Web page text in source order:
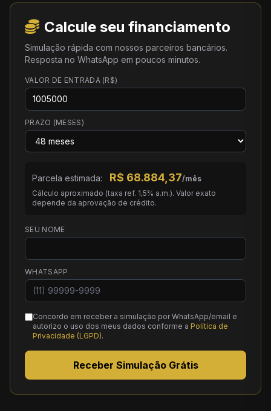
Calcule seu financiamento
Simulação rápida com nossos parceiros bancários.
Resposta no WhatsApp em poucos minutos.
VALOR DE ENTRADA (R$)
PRAZO (MESES)
Parcela estimada: R$ 68.884,37/mês
Cálculo aproximado (taxa ref. 1,5% a.m.). Valor exato
depende da aprovação de crédito.
SEU NOME
WHATSAPP
Concordo em receber a simulação por WhatsApp/email e
autorizo o uso dos meus dados conforme a Política de
Privacidade (LGPD).
Receber Simulação Grátis